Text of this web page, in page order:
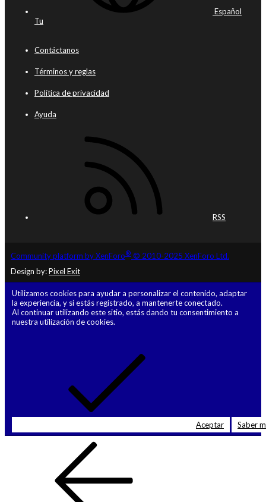
Español
Tu
Contáctanos
Términos y reglas
Política de privacidad
Ayuda
RSS
Community platform by XenForo® © 2010-2025 XenForo Ltd.
Design by:Pixel Exit
Utilizamos cookies para ayudar a personalizar el contenido, adaptar
la experiencia, y si estás registrado, a mantenerte conectado.
Al continuar utilizando este sitio, estás dando tu consentimiento a
nuestra utilización de cookies.
Aceptar Saber